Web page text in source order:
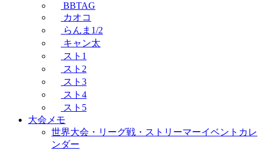
BBTAG
カオコ
らんま1/2
キャン太
スト1
スト2
スト3
スト4
スト5
大会メモ
世界大会・リーグ戦・ストリーマーイベントカレ
ンダー